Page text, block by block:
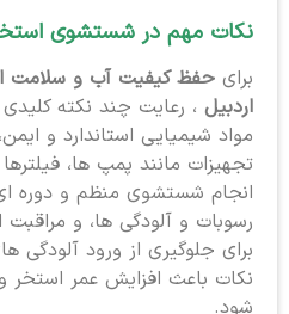
نکات مهم در شستشوی
برای حفظ کیفیت آب و سلامت
اردبیل ، رعایت چند نکته
مواد شیمیایی استاندارد و
تجهیزات مانند پمپ ها،
انجام شستشوی منظم و دوره
رسوبات و آلودگی ها، و
برای جلوگیری از ورود آلودگی
نکات باعث افزایش عمر استخر
شود.